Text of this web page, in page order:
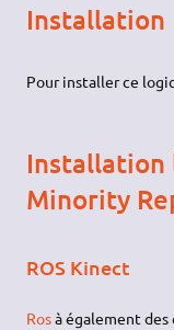
Installation
Pour installer ce
Installation
Minority
ROS Kinect
Rosà également des